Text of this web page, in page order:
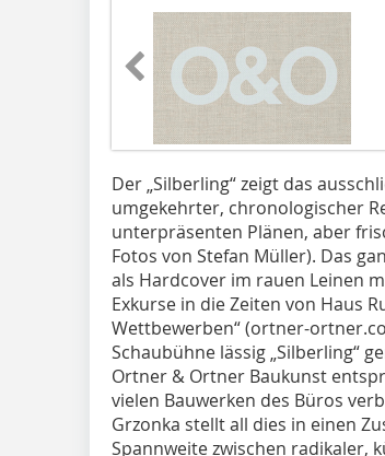
Der „Silberling“ zeigt das
umgekehrter, chronologischer
unterpräsenten Plänen, aber
Fotos von Stefan Müller). Das
als Hardcover im rauen Leinen
Exkurse in die Zeiten von Haus
Wettbewerben“ (ortner-
Schaubühne lässig „Silberling“
Ortner & Ortner Baukunst
vielen Bauwerken des Büros
Grzonka stellt all dies in einen
Spannweite zwischen radikaler,